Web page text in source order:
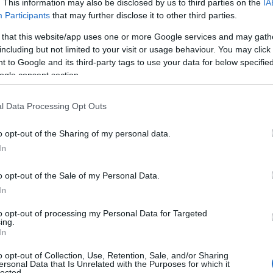
This information may also be disclosed by us to third parties on the
Participants that may further disclose it to other third parties.
that this website/app uses one or more Google services and may
but not limited to your visit or usage behaviour. You may
to Google and its third-party tags to use your data for below
consent section.
Data Processing Opt Outs
opt-out of the Sharing of my personal data.
opt-out of the Sale of my Personal Data.
opt-out of processing my Personal Data for Targeted
opt-out of Collection, Use, Retention, Sale, and/or Sharing
Data that Is Unrelated with the Purposes for which it
– 3 Zinnen Ski Marathon & La